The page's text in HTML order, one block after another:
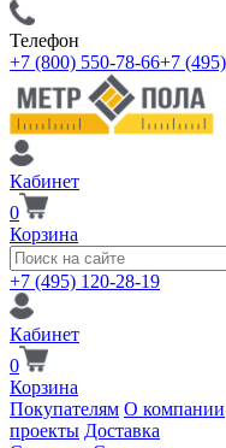
Телефон
+7 (800) 550-78-66+7
Кабинет
0
Корзина
+7 (495) 120-28-19
Кабинет
0
Корзина
Покупателям О компании
проекты Доставка